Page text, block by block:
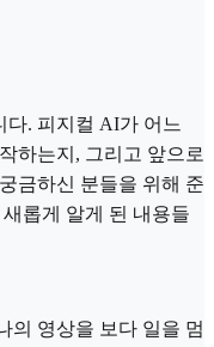
다. 피지컬 AI가 어느
하는지, 그리고 앞으로
금하신 분들을 위해 준
롭게 알게 된 내용들
의 영상을 보다 일을 멈